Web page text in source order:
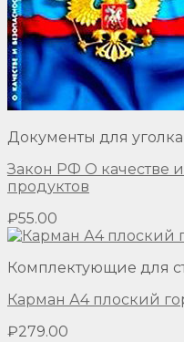
Документы для
Закон РФ О качестве
продуктов
₽55.00
Комплектующие для
Карман А4 плоский
₽279.00